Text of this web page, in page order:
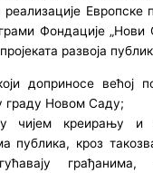
Европске
Фондације „Нови
развоја
доприносе већој
граду Новом Саду;
у чијем креирању и
публика, кроз